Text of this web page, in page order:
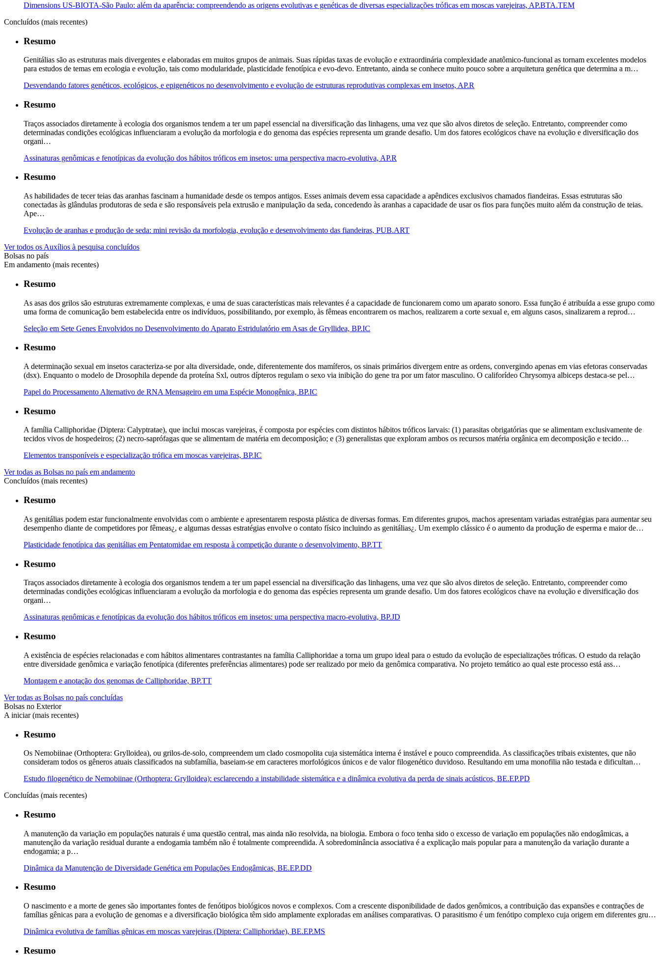
Dimensions US-BIOTA-São Paulo: além da aparência: compreendendo as origens evolutivas e genéticas de diversas especializações tróficas em moscas varejeiras, AP.BTA.TEM
Concluídos (mais recentes)
Resumo
Genitálias são as estruturas mais divergentes e elaboradas em muitos grupos de animais. Suas rápidas taxas de evolução e extraordinária complexidade anatômico-funcional as tornam excelentes modelos
para estudos de temas em ecologia e evolução, tais como modularidade, plasticidade fenotípica e evo-devo. Entretanto, ainda se conhece muito pouco sobre a arquitetura genética que determina a m…
Desvendando fatores genéticos, ecológicos, e epigenéticos no desenvolvimento e evolução de estruturas reprodutivas complexas em insetos, AP.R
Resumo
Traços associados diretamente à ecologia dos organismos tendem a ter um papel essencial na diversificação das linhagens, uma vez que são alvos diretos de seleção. Entretanto, compreender como
determinadas condições ecológicas influenciaram a evolução da morfologia e do genoma das espécies representa um grande desafio. Um dos fatores ecológicos chave na evolução e diversificação dos
organi…
Assinaturas genômicas e fenotípicas da evolução dos hábitos tróficos em insetos: uma perspectiva macro-evolutiva, AP.R
Resumo
As habilidades de tecer teias das aranhas fascinam a humanidade desde os tempos antigos. Esses animais devem essa capacidade a apêndices exclusivos chamados fiandeiras. Essas estruturas são
conectadas às glândulas produtoras de seda e são responsáveis pela extrusão e manipulação da seda, concedendo às aranhas a capacidade de usar os fios para funções muito além da construção de teias.
Ape…
Evolução de aranhas e produção de seda: mini revisão da morfologia, evolução e desenvolvimento das fiandeiras, PUB.ART
Ver todos os Auxílios à pesquisa concluídos
Bolsas no país
Em andamento (mais recentes)
Resumo
As asas dos grilos são estruturas extremamente complexas, e uma de suas características mais relevantes é a capacidade de funcionarem como um aparato sonoro. Essa função é atribuída a esse grupo como
uma forma de comunicação bem estabelecida entre os indivíduos, possibilitando, por exemplo, às fêmeas encontrarem os machos, realizarem a corte sexual e, em alguns casos, sinalizarem a reprod…
Seleção em Sete Genes Envolvidos no Desenvolvimento do Aparato Estridulatório em Asas de Gryllidea, BP.IC
Resumo
A determinação sexual em insetos caracteriza-se por alta diversidade, onde, diferentemente dos mamíferos, os sinais primários divergem entre as ordens, convergindo apenas em vias efetoras conservadas
(dsx). Enquanto o modelo de Drosophila depende da proteína Sxl, outros dípteros regulam o sexo via inibição do gene tra por um fator masculino. O califorídeo Chrysomya albiceps destaca-se pel…
Papel do Processamento Alternativo de RNA Mensageiro em uma Espécie Monogênica, BP.IC
Resumo
A família Calliphoridae (Diptera: Calyptratae), que inclui moscas varejeiras, é composta por espécies com distintos hábitos tróficos larvais: (1) parasitas obrigatórias que se alimentam exclusivamente de
tecidos vivos de hospedeiros; (2) necro-saprófagas que se alimentam de matéria em decomposição; e (3) generalistas que exploram ambos os recursos matéria orgânica em decomposição e tecido…
Elementos transponíveis e especialização trófica em moscas varejeiras, BP.IC
Ver todas as Bolsas no país em andamento
Concluídos (mais recentes)
Resumo
As genitálias podem estar funcionalmente envolvidas com o ambiente e apresentarem resposta plástica de diversas formas. Em diferentes grupos, machos apresentam variadas estratégias para aumentar seu
desempenho diante de competidores por fêmeas¿, e algumas dessas estratégias envolve o contato físico incluindo as genitálias¿. Um exemplo clássico é o aumento da produção de esperma e maior de…
Plasticidade fenotípica das genitálias em Pentatomidae em resposta à competição durante o desenvolvimento, BP.TT
Resumo
Traços associados diretamente à ecologia dos organismos tendem a ter um papel essencial na diversificação das linhagens, uma vez que são alvos diretos de seleção. Entretanto, compreender como
determinadas condições ecológicas influenciaram a evolução da morfologia e do genoma das espécies representa um grande desafio. Um dos fatores ecológicos chave na evolução e diversificação dos
organi…
Assinaturas genômicas e fenotípicas da evolução dos hábitos tróficos em insetos: uma perspectiva macro-evolutiva, BP.JD
Resumo
A existência de espécies relacionadas e com hábitos alimentares contrastantes na família Calliphoridae a torna um grupo ideal para o estudo da evolução de especializações tróficas. O estudo da relação
entre diversidade genômica e variação fenotípica (diferentes preferências alimentares) pode ser realizado por meio da genômica comparativa. No projeto temático ao qual este processo está ass…
Montagem e anotação dos genomas de Calliphoridae, BP.TT
Ver todas as Bolsas no país concluídas
Bolsas no Exterior
A iniciar (mais recentes)
Resumo
Os Nemobiinae (Orthoptera: Grylloidea), ou grilos-de-solo, compreendem um clado cosmopolita cuja sistemática interna é instável e pouco compreendida. As classificações tribais existentes, que não
consideram todos os gêneros atuais classificados na subfamília, baseiam-se em caracteres morfológicos únicos e de valor filogenético duvidoso. Resultando em uma monofilia não testada e dificultan…
Estudo filogenético de Nemobiinae (Orthoptera: Grylloidea): esclarecendo a instabilidade sistemática e a dinâmica evolutiva da perda de sinais acústicos, BE.EP.PD
Concluídas (mais recentes)
Resumo
A manutenção da variação em populações naturais é uma questão central, mas ainda não resolvida, na biologia. Embora o foco tenha sido o excesso de variação em populações não endogâmicas, a
manutenção da variação residual durante a endogamia também não é totalmente compreendida. A sobredominância associativa é a explicação mais popular para a manutenção da variação durante a
endogamia; a p…
Dinâmica da Manutenção de Diversidade Genética em Populações Endogâmicas, BE.EP.DD
Resumo
O nascimento e a morte de genes são importantes fontes de fenótipos biológicos novos e complexos. Com a crescente disponibilidade de dados genômicos, a contribuição das expansões e contrações de
famílias gênicas para a evolução de genomas e a diversificação biológica têm sido amplamente exploradas em análises comparativas. O parasitismo é um fenótipo complexo cuja origem em diferentes gru…
Dinâmica evolutiva de famílias gênicas em moscas varejeiras (Diptera: Calliphoridae), BE.EP.MS
Resumo